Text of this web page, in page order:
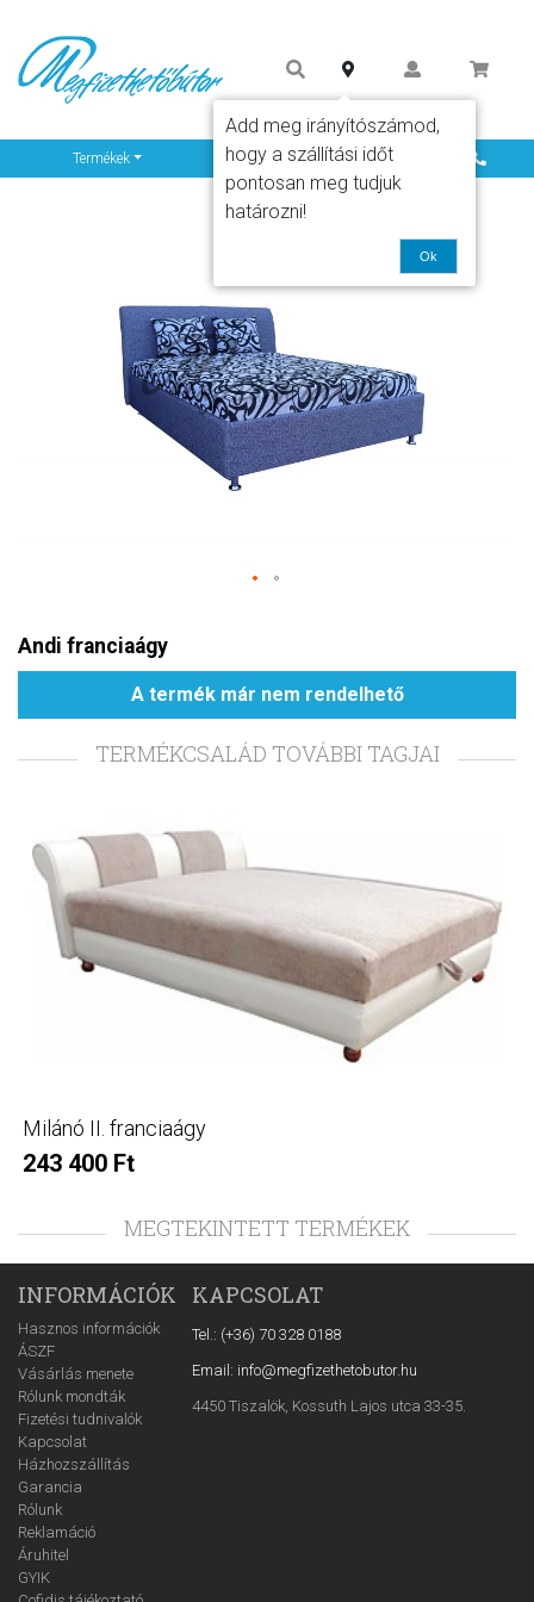
Termékek Info
Andi franciaágy
A termék már nem rendelhető
TERMÉKCSALÁD TOVÁBBI TAGJAI
Milánó II. franciaágy
243 400 Ft
MEGTEKINTETT TERMÉKEK
INFORMÁCIÓK
Hasznos információk
ÁSZF
Vásárlás menete
Rólunk mondták
Fizetési tudnivalók
Kapcsolat
Házhozszállítás
Garancia
Rólunk
Reklamáció
Áruhitel
GYIK
KAPCSOLAT
Tel.: (+36) 70 328 0188
Email: info@megfizethetobutor.hu
4450 Tiszalök, Kossuth Lajos utca 33-35.
Add meg irányítószámod,
hogy a szállítási időt
pontosan meg tudjuk
határozni!
Ok